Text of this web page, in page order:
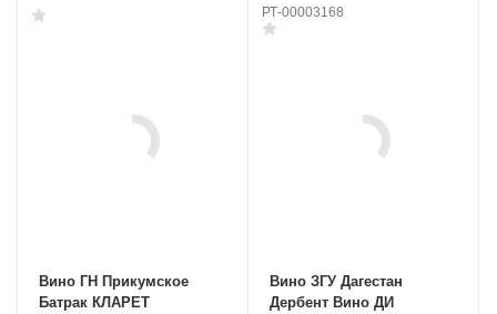
Вино ГН Прикумское
Батрак КЛАРЕТ
РТ-00003168
Вино ЗГУ Дагестан
Дербент Вино ДИ